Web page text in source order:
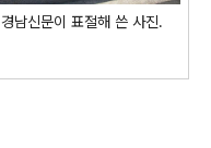
경남신문이 표절해 쓴 사진.